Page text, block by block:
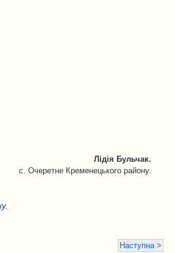
Лідія Бульчак.
с. Очеретне Кременецького району.
Наступна >